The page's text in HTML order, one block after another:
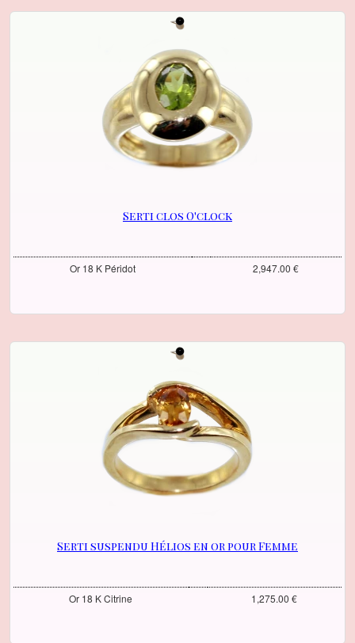
Serti clos O'clock
Or 18 K Péridot 2,947.00 €
Serti suspendu Hélios en or pour Femme
Or 18 K Citrine 1,275.00 €